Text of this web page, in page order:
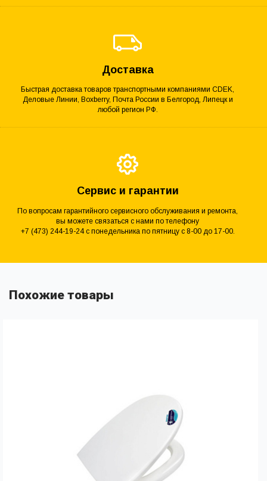
Доставка
Быстрая доставка товаров транспортными компаниями CDEK,
Деловые Линии, Boxberry, Почта России в Белгород, Липецк и
любой регион РФ.
Сервис и гарантии
По вопросам гарантийного сервисного обслуживания и ремонта,
вы можете связаться с нами по телефону
+7 (473) 244-19-24 с понедельника по пятницу с 8-00 до 17-00.
Похожие товары